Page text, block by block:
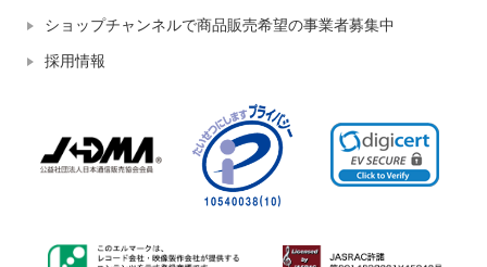
ショップチャンネルで商品販売希望の事業者募集中
採用情報